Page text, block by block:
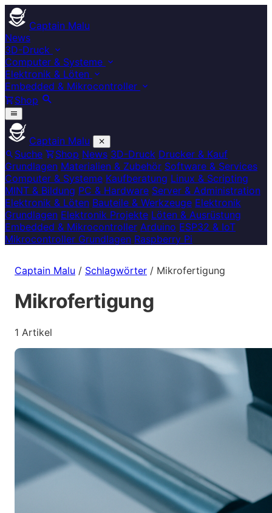
Captain Malu
News
3D-Druck
Computer & Systeme
Elektronik & Löten
Embedded & Mikrocontroller
Shop
Captain Malu
Suche
Shop News 3D-Druck Drucker & Kauf
Grundlagen Materialien & Zubehör Software & Services
Computer & Systeme Kaufberatung Linux & Scripting
MINT & Bildung PC & Hardware Server & Administration
Elektronik & Löten Bauteile & Werkzeuge Elektronik
Grundlagen Elektronik Projekte Löten & Ausrüstung
Embedded & Mikrocontroller Arduino ESP32 & IoT
Mikrocontroller Grundlagen Raspberry Pi
Captain Malu / Schlagwörter / Mikrofertigung
Mikrofertigung
1 Artikel